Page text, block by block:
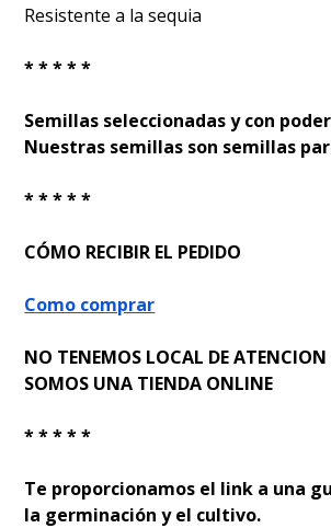
Resistente a la sequia
* * * * *
Semillas seleccionadas y con
Nuestras semillas son semillas
* * * * *
CÓMO RECIBIR EL PEDIDO
Como comprar
NO TENEMOS LOCAL DE
SOMOS UNA TIENDA ONLINE
* * * * *
Te proporcionamos el link a una
la germinación y el cultivo.